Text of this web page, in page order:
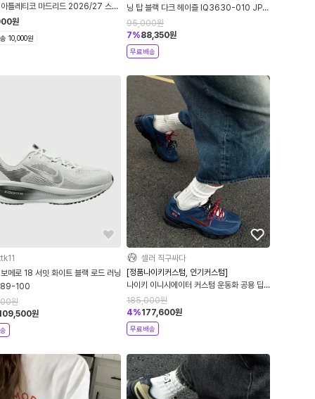
아틀레티코 마드리드 2026/27 스타
드라이핏 레플리카 저지 II1893-101
원
10,000원
닝 탑 블랙 다크 헤이즐 IQ3630-010 JP사
이즈
95,000원
7%88,350원
무료배송
메로 18 서밋 화이트 블랙 로드 러닝
100
원
원
셀러 직구싸다
[정품나이키커스텀, 인기커스텀]
나이키 이니시에이터 커스텀 운동화 공용 딥
블 IO7609-101
185,000원
4%177,600원
무료배송